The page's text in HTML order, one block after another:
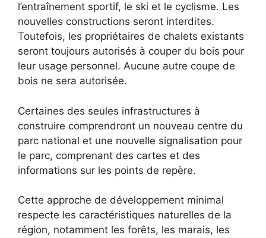
l’entraînement sportif, le ski et le cyclisme. Les
nouvelles constructions seront interdites.
Toutefois, les propriétaires de chalets existants
seront toujours autorisés à couper du bois pour
leur usage personnel. Aucune autre coupe de
bois ne sera autorisée.
Certaines des seules infrastructures à
construire comprendront un nouveau centre du
parc national et une nouvelle signalisation pour
le parc, comprenant des cartes et des
informations sur les points de repère.
Cette approche de développement minimal
respecte les caractéristiques naturelles de la
région, notamment les forêts, les marais, les